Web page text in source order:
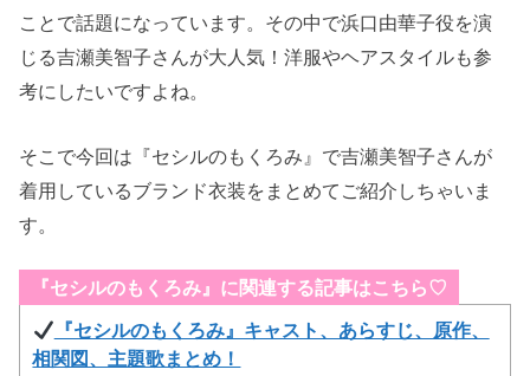
ことで話題になっています。その中で浜口由華子役を演
じる吉瀬美智子さんが大人気！洋服やヘアスタイルも参
考にしたいですよね。
そこで今回は『セシルのもくろみ』で吉瀬美智子さんが
着用しているブランド衣装をまとめてご紹介しちゃいま
す。
『セシルのもくろみ』に関連する記事はこちら♡
『セシルのもくろみ』キャスト、あらすじ、原作、
相関図、主題歌まとめ！